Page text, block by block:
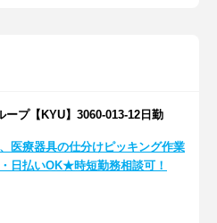
プ【KYU】3060-013-12日勤
、医療器具の仕分けピッキング作業
日払いOK★時短勤務相談可！